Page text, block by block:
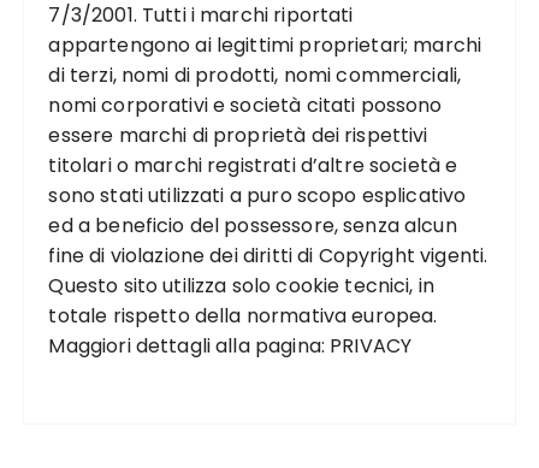
7/3/2001. Tutti i marchi riportati
appartengono ai legittimi proprietari; marchi
di terzi, nomi di prodotti, nomi commerciali,
nomi corporativi e società citati possono
essere marchi di proprietà dei rispettivi
titolari o marchi registrati d’altre società e
sono stati utilizzati a puro scopo esplicativo
ed a beneficio del possessore, senza alcun
fine di violazione dei diritti di Copyright vigenti.
Questo sito utilizza solo cookie tecnici, in
totale rispetto della normativa europea.
Maggiori dettagli alla pagina: PRIVACY